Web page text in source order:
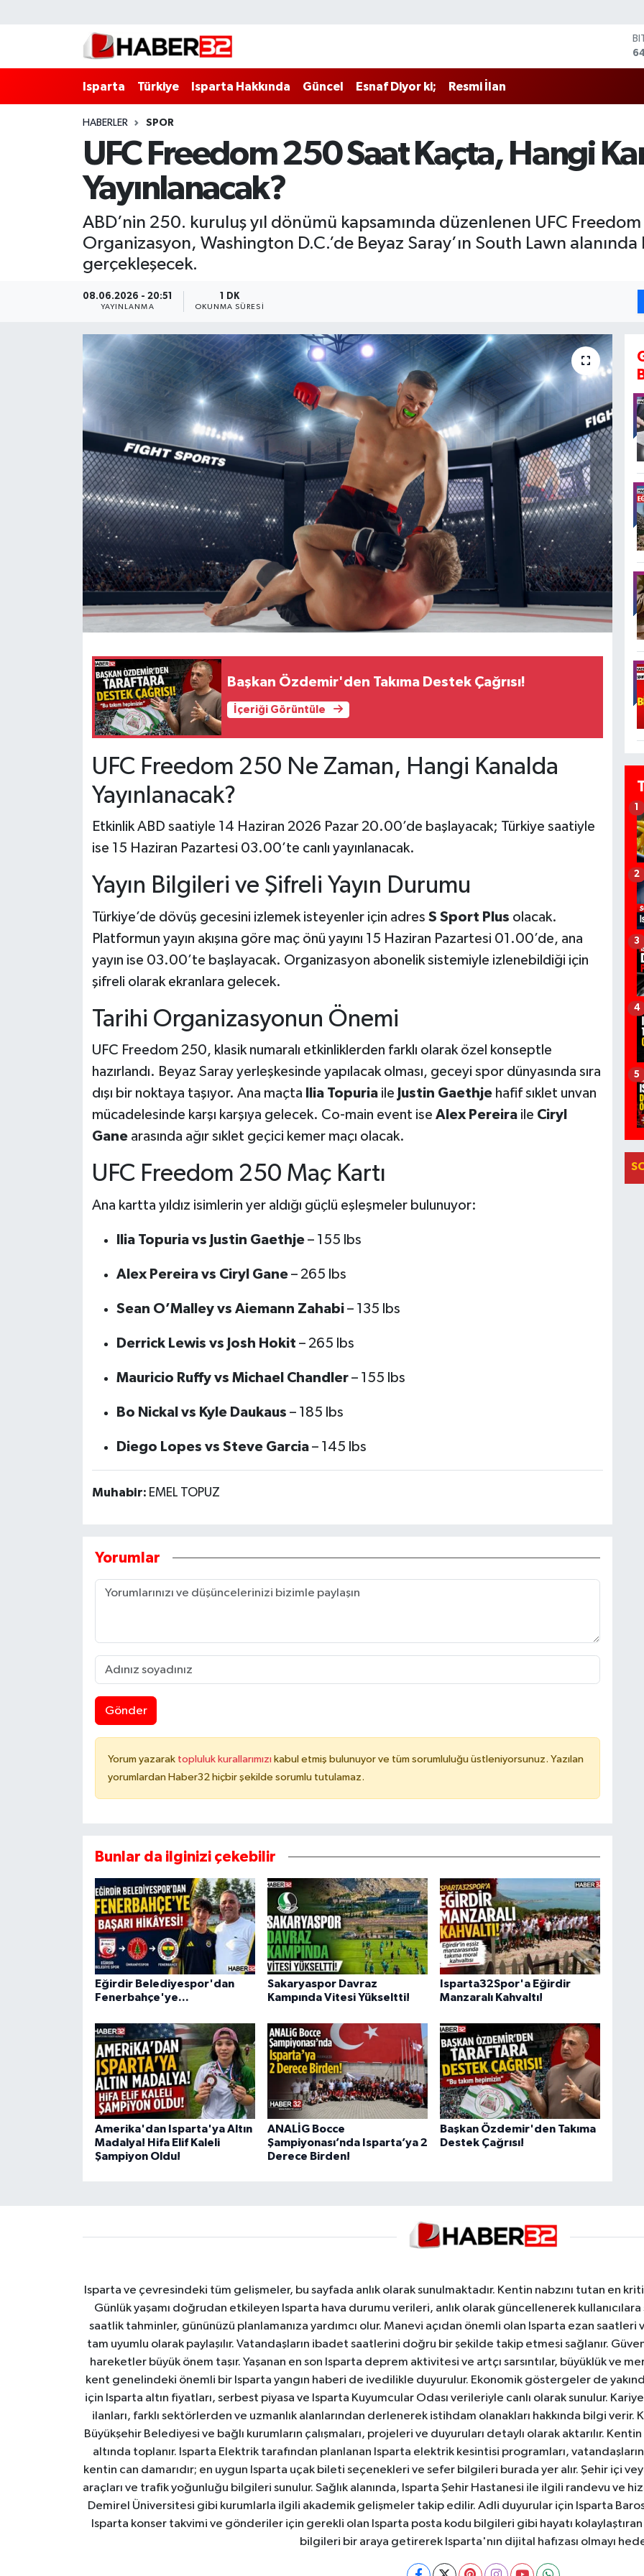
Isparta Türkiye Isparta Hakkında Güncel Esnaf Diyor ki; Resmi İlan
HABERLER SPOR
UFC Freedom 250 Saat Kaçta, Hangi
Yayınlanacak?
ABD’nin 250. kuruluş yıl dönümü kapsamında düzenlenen UFC Freedom
Organizasyon, Washington D.C.’de Beyaz Saray’ın South Lawn
gerçekleşecek.
08.06.2026 - 20:51
YAYINLANMA
1 DK
OKUNMA SÜRESI
Başkan Özdemir'den Takıma Destek Çağrısı!
İçeriği Görüntüle
UFC Freedom 250 Ne Zaman, Hangi Kanalda
Yayınlanacak?
Etkinlik ABD saatiyle 14 Haziran 2026 Pazar 20.00’de başlayacak; Türkiye saatiyle
ise 15 Haziran Pazartesi 03.00’te canlı yayınlanacak.
Yayın Bilgileri ve Şifreli Yayın Durumu
Türkiye’de dövüş gecesini izlemek isteyenler için adres S Sport Plus olacak.
Platformun yayın akışına göre maç önü yayını 15 Haziran Pazartesi 01.00’de, ana
yayın ise 03.00’te başlayacak. Organizasyon abonelik sistemiyle izlenebildiği için
şifreli olarak ekranlara gelecek.
Tarihi Organizasyonun Önemi
UFC Freedom 250, klasik numaralı etkinliklerden farklı olarak özel konseptle
hazırlandı. Beyaz Saray yerleşkesinde yapılacak olması, geceyi spor dünyasında sıra
dışı bir noktaya taşıyor. Ana maçta
Ilia Topuriaile Justin Gaethjehafif sıklet unvan
mücadelesinde karşı karşıya gelecek. Co-main event ise Alex Pereiraile Ciryl
Ganearasında ağır sıklet geçici kemer maçı olacak.
UFC Freedom 250 Maç Kartı
Ana kartta yıldız isimlerin yer aldığı güçlü eşleşmeler bulunuyor:
Ilia Topuria vs Justin Gaethje– 155 lbs
Alex Pereira vs Ciryl Gane– 265 lbs
Sean O’Malley vs Aiemann Zahabi– 135 lbs
Derrick Lewis vs Josh Hokit – 265 lbs
Mauricio Ruffy vs Michael Chandler– 155 lbs
Bo Nickal vs Kyle Daukaus – 185 lbs
Diego Lopes vs Steve Garcia– 145 lbs
Muhabir: EMEL TOPUZ
Yorumlar
Gönder
Yorum yazarak topluluk kurallarımızı kabul etmiş bulunuyor ve tüm sorumluluğu üstleniyorsunuz. Yazılan
yorumlardan Haber32 hiçbir şekilde sorumlu tutulamaz.
Bunlar da ilginizi çekebilir
Eğirdir Belediyespor'dan
Fenerbahçe'ye...
Sakaryaspor Davraz
Kampında Vitesi Yükseltti!
Isparta32Spor'a Eğirdir
Manzaralı Kahvaltı!
Amerika'dan Isparta'ya Altın
Madalya! Hifa Elif Kaleli
Şampiyon Oldu!
ANALİG Bocce
Şampiyonası’nda Isparta’ya 2
Derece Birden!
Başkan Özdemir'den Takıma
Destek Çağrısı!
1
2
3
4
5
Isparta ve çevresindeki tüm gelişmeler, bu sayfada anlık olarak sunulmaktadır. Kentin nabzını tutan en
Günlük yaşamı doğrudan etkileyen Isparta hava durumu verileri, anlık olarak güncellenerek
saatlik tahminler, gününüzü planlamanıza yardımcı olur. Manevi açıdan önemli olan Isparta ezan
tam uyumlu olarak paylaşılır. Vatandaşların ibadet saatlerini doğru bir şekilde takip etmesi sağlanır.
hareketler büyük önem taşır. Yaşanan en son Isparta deprem aktivitesi ve artçı sarsıntılar, büyüklük ve
kent genelindeki önemli bir Isparta yangın haberi de ivedilikle duyurulur. Ekonomik göstergeler de
için Isparta altın fiyatları, serbest piyasa ve Isparta Kuyumcular Odası verileriyle canlı olarak sunulur.
ilanları, farklı sektörlerden ve uzmanlık alanlarından derlenerek istihdam olanakları hakkında bilgi verir.
Büyükşehir Belediyesi ve bağlı kurumların çalışmaları, projeleri ve duyuruları detaylı olarak aktarılır.
altında toplanır. Isparta Elektrik tarafından planlanan Isparta elektrik kesintisi programları,
kentin can damarıdır; en uygun Isparta uçak bileti seçenekleri ve sefer bilgileri burada yer alır. Şehir içi
araçları ve trafik yoğunluğu bilgileri sunulur. Sağlık alanında, Isparta Şehir Hastanesi ile ilgili randevu ve
Demirel Üniversitesi gibi kurumlarla ilgili akademik gelişmeler takip edilir. Adli duyurular için Isparta
Isparta konser takvimi ve gönderiler için gerekli olan Isparta posta kodu bilgileri gibi hayatı
bilgileri bir araya getirerek Isparta'nın dijital hafızası olmayı
Isparta Hakkında
Esnaf Diyor ki;
BİLİM VE TEKNOLOJİ
HABERDE İNSAN
KÜLTÜR SANAT
MAGAZİN
POLİTİKA
RESMİ İLANLAR
SAĞLIK
Tarihi Yapılarımız
Isparta Nöbetçi Eczaneler
Isparta Hava Durumu
Isparta Trafik Yoğunluk Haritası
Süper Lig Puan Durumu ve Fikstür
Tüm Manşetler
Son Dakika Haberleri
Haber Arşivi